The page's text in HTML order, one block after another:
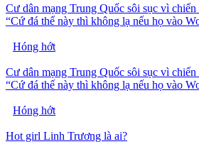
Cư dân mạng Trung Quốc sôi sục vì
“Cứ đá thế này thì không lạ nếu họ vào
Hóng hớt
Cư dân mạng Trung Quốc sôi sục vì
“Cứ đá thế này thì không lạ nếu họ vào
Hóng hớt
Hot girl Linh Trương là ai?